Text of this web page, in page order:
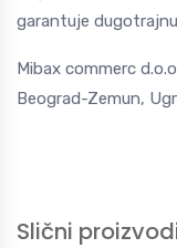
garantuje
Mibax commerc
Beograd-Zemun,
Slični